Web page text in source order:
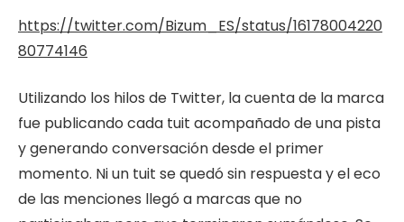
https://twitter.com/Bizum_ES/status/16178004220
80774146
Utilizando los hilos de Twitter, la cuenta de la marca
fue publicando cada tuit acompañado de una pista
y generando conversación desde el primer
momento. Ni un tuit se quedó sin respuesta y el eco
de las menciones llegó a marcas que no